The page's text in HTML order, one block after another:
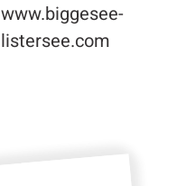
www.biggesee-
listersee.com